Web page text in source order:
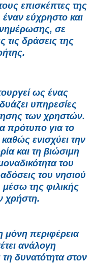
επισκέπτες της
εύχρηστο και
σε
τις δράσεις της
ως ένας
υπηρεσίες
των χρηστών.
πρότυπο για το
ενισχύει την
και τη βιώσιμη
του
του νησιού
της φιλικής
χρήστη.
μόνη περιφέρεια
ανάλογη
δυνατότητα στον